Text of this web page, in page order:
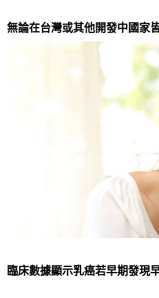
無論在台灣或其他開發中國家
臨床數據顯示乳癌若早期發現